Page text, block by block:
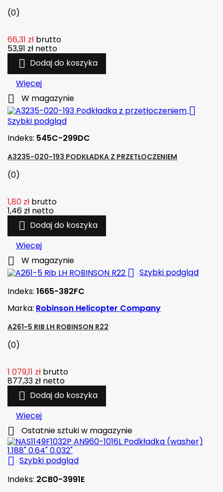
(0)
66,31 zł brutto
53,91 zł netto
 Dodaj do koszyka
Więcej
 W magazynie

Szybki podgląd
Indeks: 545C-299DC
A3235-020-193 PODKŁADKA Z PRZETŁOCZENIEM
(0)
1,80 zł brutto
1,46 zł netto
 Dodaj do koszyka
Więcej
 W magazynie
 Szybki podgląd
Indeks: 1665-382FC
Marka: Robinson Helicopter Company
A261-5 RIB LH ROBINSON R22
(0)
1 079,11 zł brutto
877,33 zł netto
 Dodaj do koszyka
Więcej
 Ostatnie sztuki w magazynie
 Szybki podgląd
Indeks: 2CB0-3991E